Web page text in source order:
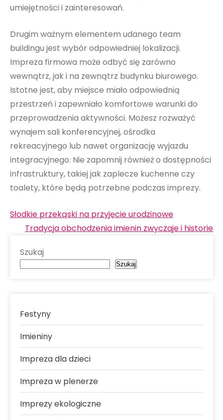
umiejętności i zainteresowań.
Drugim ważnym elementem udanego team
buildingu jest wybór odpowiedniej lokalizacji.
Impreza firmowa może odbyć się zarówno
wewnątrz, jak i na zewnątrz budynku biurowego.
Istotne jest, aby miejsce miało odpowiednią
przestrzeń i zapewniało komfortowe warunki do
przeprowadzenia aktywności. Możesz rozważyć
wynajem sali konferencyjnej, ośrodka
rekreacyjnego lub nawet organizację wyjazdu
integracyjnego. Nie zapomnij również o dostępności
infrastruktury, takiej jak zaplecze kuchenne czy
toalety, które będą potrzebne podczas imprezy.
Nawigacja
wpisu
Słodkie przekąski na przyjęcie urodzinowe
Tradycja obchodzenia imienin zwyczaje i historie
Szukaj
Szukaj
Festyny
Imieniny
Impreza dla dzieci
Impreza w plenerze
Imprezy ekologiczne